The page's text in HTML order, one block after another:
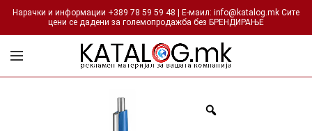
Нарачки и информации +389 78 59 59 48 | Е-маил: info@katalog.mk Сите
цени се дадени за големопродажба без БРЕНДИРАЊЕ